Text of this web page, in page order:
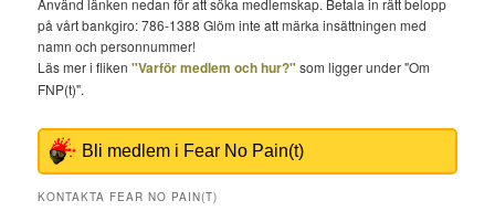
Använd länken nedan för att söka medlemskap. Betala in rätt belopp
på vårt bankgiro: 786-1388 Glöm inte att märka insättningen med
namn och personnummer!
Läs mer i fliken"Varför medlem och hur?" som ligger under "Om
FNP(t)".
Bli medlem i Fear No Pain(t)
KONTAKTA FEAR NO PAIN(T)